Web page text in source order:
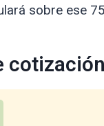
sobre ese